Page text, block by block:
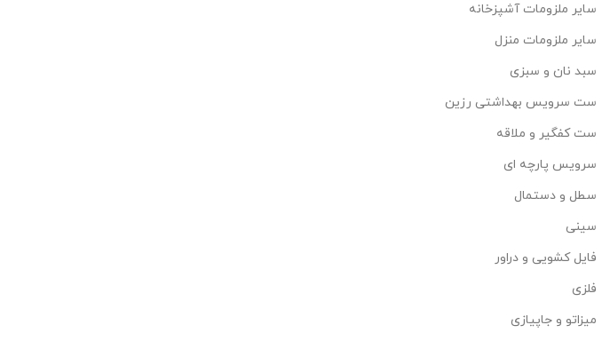
سایر ملزومات آشپزخانه
سایر ملزومات منزل
سبد نان و سبزی
ست سرویس بهداشتی رزین
ست کفگیر و ملاقه
سرویس پارچه ای
سطل و دستمال
سینی
فایل کشویی و دراور
فلزی
میزاتو و جاپیازی